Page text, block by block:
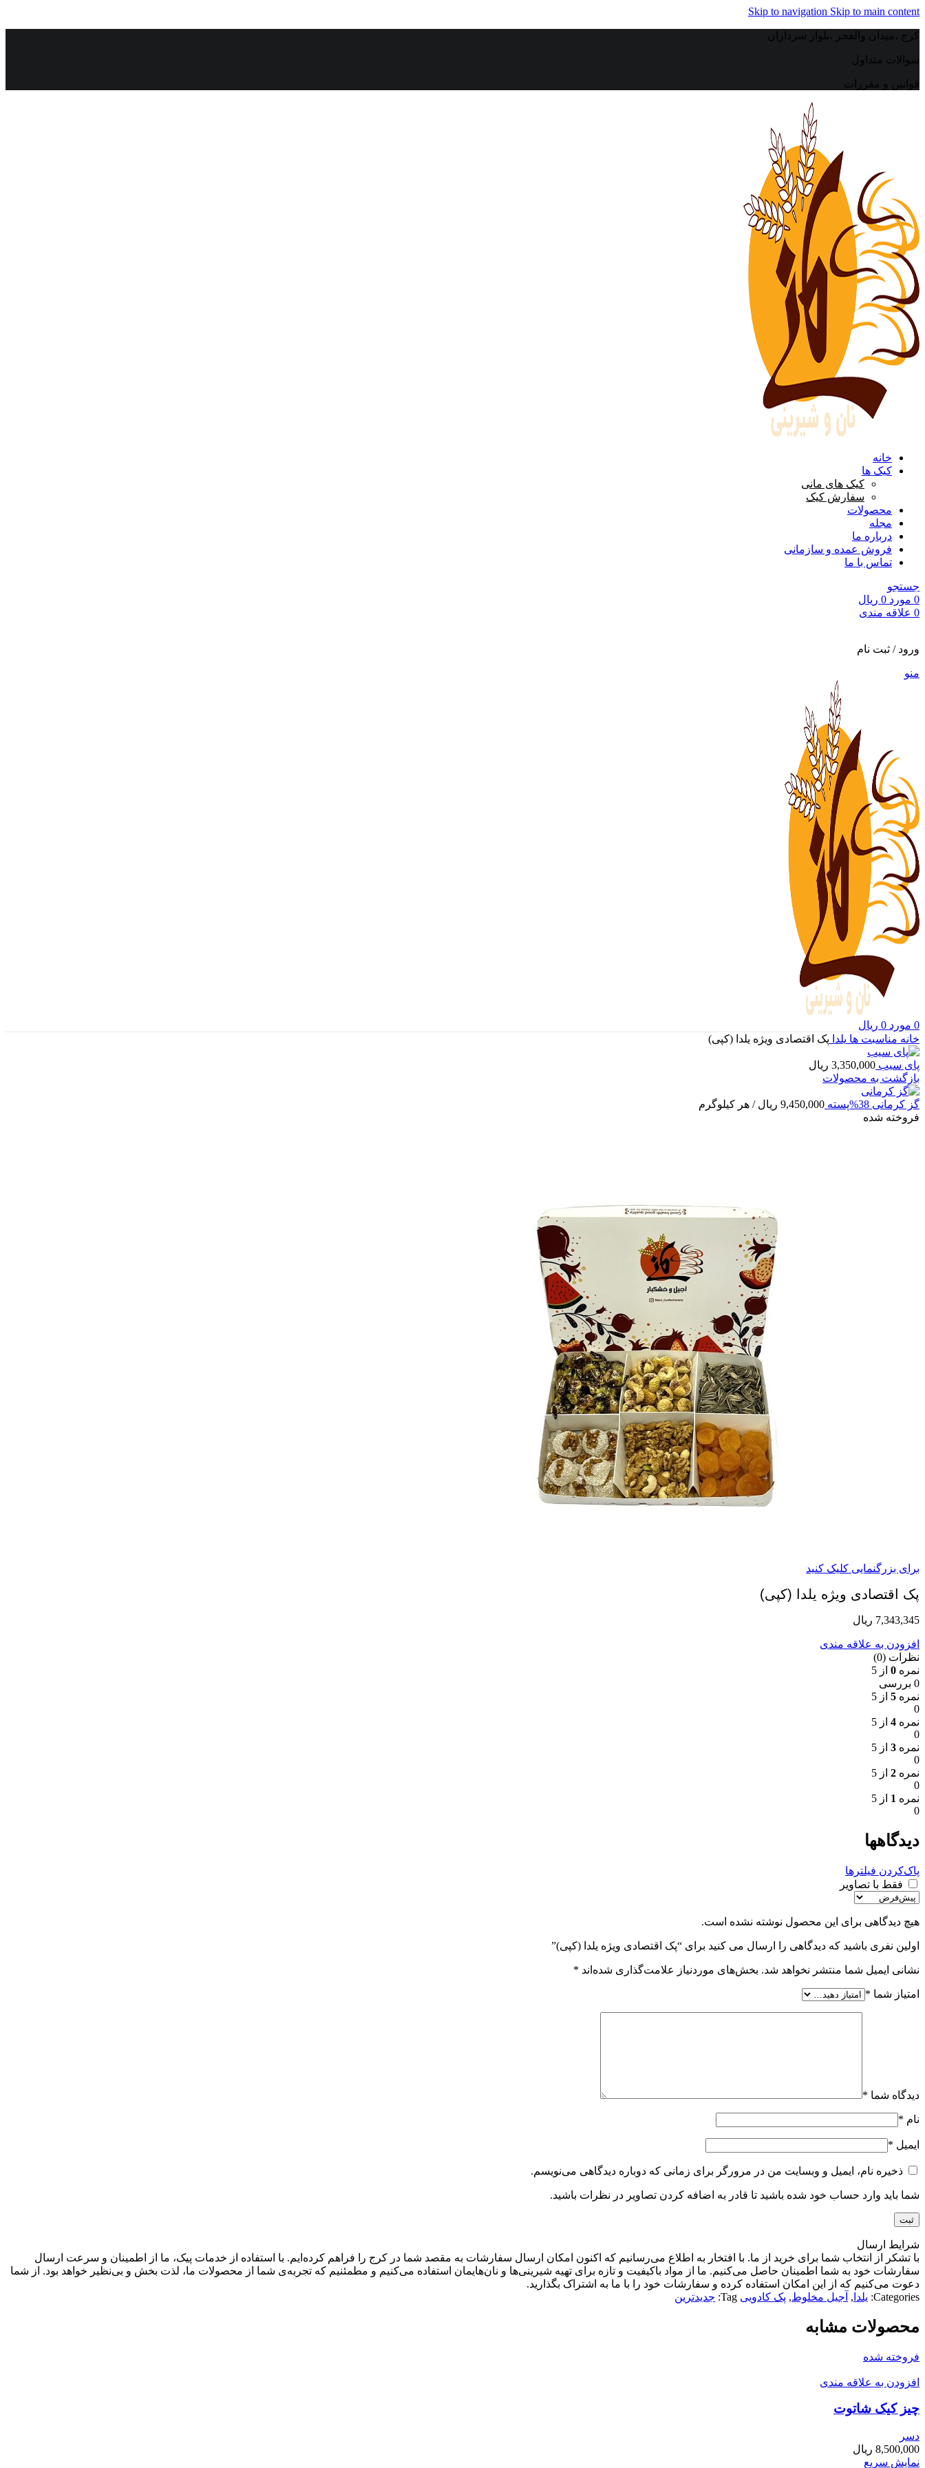
Skip to navigation Skip to main content
کرج ،میدان والفجر ،بلوار سرداران
سوالات متداول
قوانین و مقررات
خانه
کیک ها
کیک های مانی
سفارش کیک
محصولات
مجله
درباره ما
فروش عمده و سازمانی
تماس با ما
جستجو
0 مورد 0 ریال
0 علاقه مندی
ورود / ثبت نام
منو
0 مورد 0 ریال
خانه مناسبت ها یلدا پک اقتصادی ویژه یلدا (کپی)
پای سیب 3,350,000 ریال
بازگشت به محصولات
گز کرمانی 38%پسته 9,450,000 ریال / هر کیلوگرم
فروخته شده
برای بزرگنمایی کلیک کنید
پک اقتصادی ویژه یلدا (کپی)
7,343,345 ریال
افزودن به علاقه مندی
نظرات (0)
نمره 0 از 5
0 بررسی
نمره 5 از 5
0
نمره 4 از 5
0
نمره 3 از 5
0
نمره 2 از 5
0
نمره 1 از 5
0
دیدگاهها
پاک‌کردن فیلترها
فقط با تصاویر
هیچ دیدگاهی برای این محصول نوشته نشده است.
اولین نفری باشید که دیدگاهی را ارسال می کنید برای “پک اقتصادی ویژه یلدا (کپی)”
نشانی ایمیل شما منتشر نخواهد شد. بخش‌های موردنیاز علامت‌گذاری شده‌اند *
امتیاز شما *
دیدگاه شما *
نام *
ایمیل *
ذخیره نام، ایمیل و وبسایت من در مرورگر برای زمانی که دوباره دیدگاهی می‌نویسم.
شما باید وارد حساب خود شده باشید تا قادر به اضافه کردن تصاویر در نظرات باشید.
شرایط ارسال
با تشکر از انتخاب شما برای خرید از ما. با افتخار به اطلاع می‌رسانیم که اکنون امکان ارسال سفارشات به مقصد شما در کرج را فراهم کرده‌ایم. با استفاده از خدمات پیک، ما از اطمینان و سرعت ارسال
سفارشات خود به شما اطمینان حاصل می‌کنیم. ما از مواد باکیفیت و تازه برای تهیه شیرینی‌ها و نان‌هایمان استفاده می‌کنیم و مطمئنیم که تجربه‌ی شما از محصولات ما، لذت بخش و بی‌نظیر خواهد بود. از شما
دعوت می‌کنیم که از این امکان استفاده کرده و سفارشات خود را با ما به اشتراک بگذارید.
Categories: یلدا , آجیل مخلوط, پک کادویی Tag: جدیدترین
محصولات مشابه
فروخته شده
افزودن به علاقه مندی
چیز کیک شاتوت
دسر
8,500,000 ریال
نمایش سریع